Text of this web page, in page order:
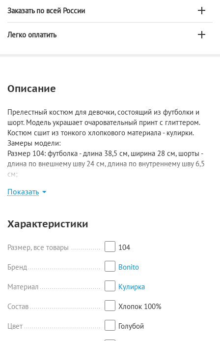
Заказать по всей России
Легко оплатить
Описание
Прелестный костюм для девочки, состоящий из футболки и
шорт. Модель украшает очаровательный принт с глиттером.
Костюм сшит из тонкого хлопкового материала - кулирки.
Замеры модели:
Размер 104: футболка - длина 38,5 см, ширина 28 см, шорты -
длина по внешнему шву 24 см, длина по внутреннему шву 6,5
см;
длина 24,5/7,5 см;
Размер 122: футболка - длина 46,5 см, ширина 32,5 см, шорты -
Размер 128: футболка - длина 47,5 см, ширина 34 см, шорты -
Показать
Характеристики
Размер, все товары 104
Бренд Bonito
Материал Кулирка
Состав Хлопок 100%
Цвет Голубой